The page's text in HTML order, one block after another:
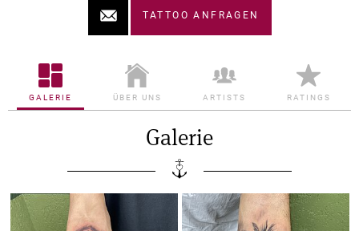
TATTOO ANFRAGEN
GALERIE ÜBER UNS ARTISTS RATINGS
Galerie